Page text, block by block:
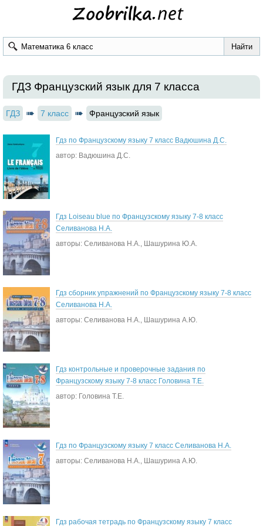
ГДЗ Французский язык для 7 класса
ГДЗ 7 класс Французский язык
Гдз по Французскому языку 7 класс Вадюшина Д.С.
автор: Вадюшина Д.С.
Гдз Loiseau blue по Французскому языку 7-8 класс
Селиванова Н.А.
авторы: Селиванова Н.А., Шашурина Ю.А.
Гдз сборник упражнений по Французскому языку 7-8 класс
Селиванова Н.А.
авторы: Селиванова Н.А., Шашурина А.Ю.
Гдз контрольные и проверочные задания по
Французскому языку 7-8 класс Головина Т.Е.
автор: Головина Т.Е.
Гдз по Французскому языку 7 класс Селиванова Н.А.
авторы: Селиванова Н.А., Шашурина А.Ю.
Гдз рабочая тетрадь по Французскому языку 7 класс